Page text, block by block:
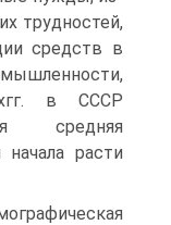
трудностей,
средств в
в СССР
средняя
расти